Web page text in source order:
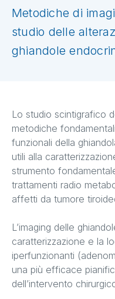
Metodiche di
studio delle
ghiandole
Lo studio scintigrafico
metodiche
funzionali della
utili alla
strumento
trattamenti radio
affetti da tumore
L’imaging delle
caratterizzazione e la
iperfunzionanti
una più efficace
dell’intervento